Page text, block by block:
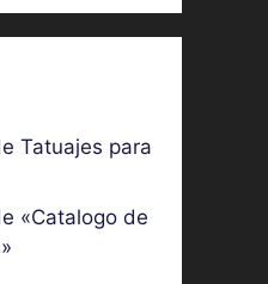
Tatuajes para
«Catalogo de